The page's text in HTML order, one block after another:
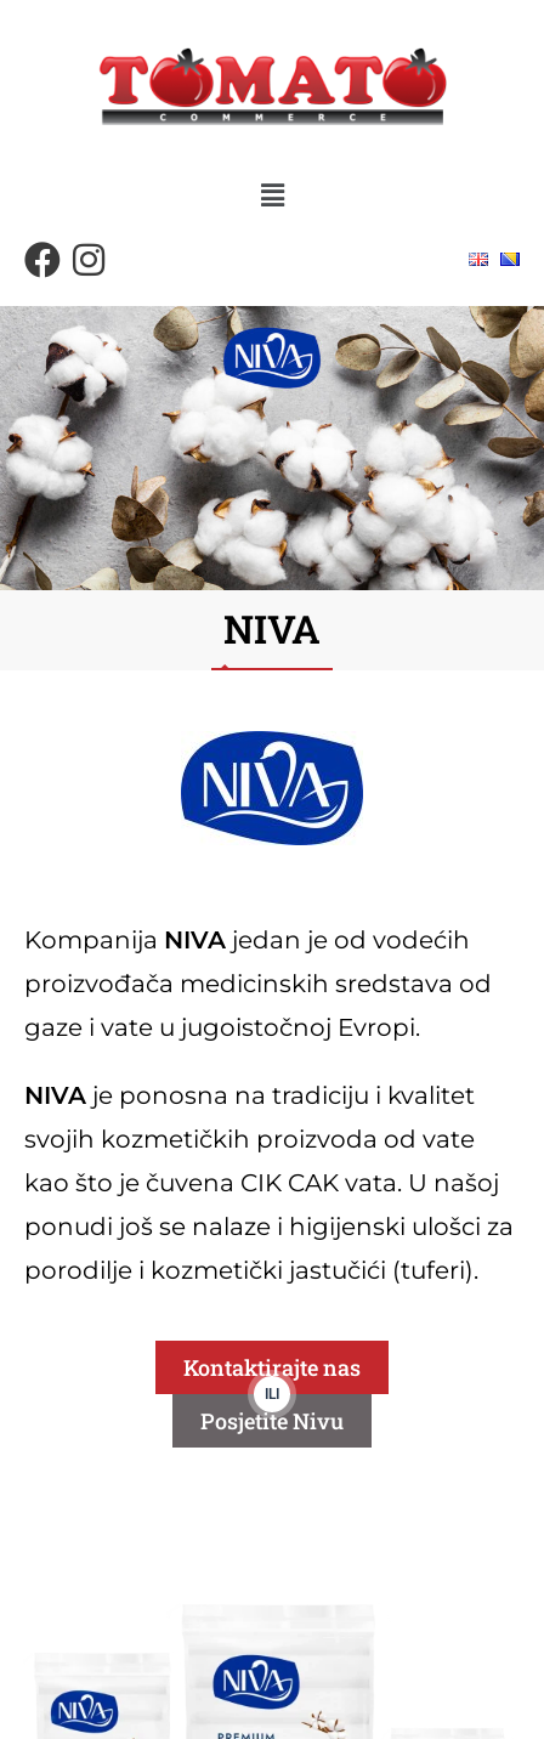
NIVA
Kompanija NIVA jedan je od vodećih
proizvođača medicinskih sredstava od
gaze i vate u jugoistočnoj Evropi.
NIVA je ponosna na tradiciju i kvalitet
svojih kozmetičkih proizvoda od vate
kao što je čuvena CIK CAK vata. U našoj
ponudi još se nalaze i higijenski ulošci za
porodilje i kozmetički jastučići (tuferi).
Kontaktirajte nas
ILI
Posjetite Nivu